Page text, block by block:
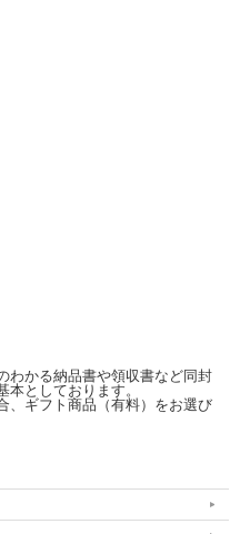
わかる納品書や領収書など同封
としております。
、ギフト商品（有料）をお選び